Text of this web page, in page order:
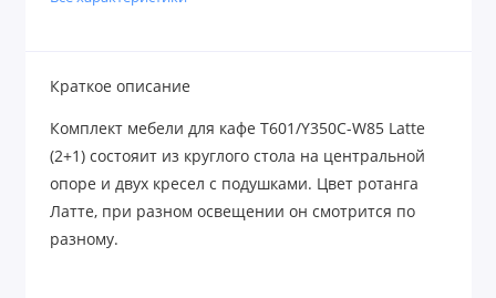
Краткое описание
Комплект мебели для кафе T601/Y350C-W85 Latte
(2+1) состояит из круглого стола на центральной
опоре и двух кресел с подушками. Цвет ротанга
Латте, при разном освещении он смотрится по
разному.